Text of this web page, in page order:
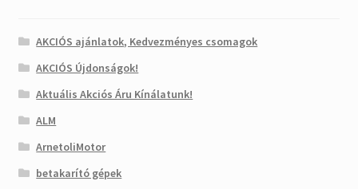
AKCIÓS ajánlatok, Kedvezményes csomagok
AKCIÓS Újdonságok!
Aktuális Akciós Áru Kínálatunk!
ALM
ArnetoliMotor
betakarító gépek